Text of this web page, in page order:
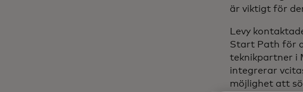
är viktigt för
Levy
Start Path för
teknikpartner i
integrerar
möjlighet att